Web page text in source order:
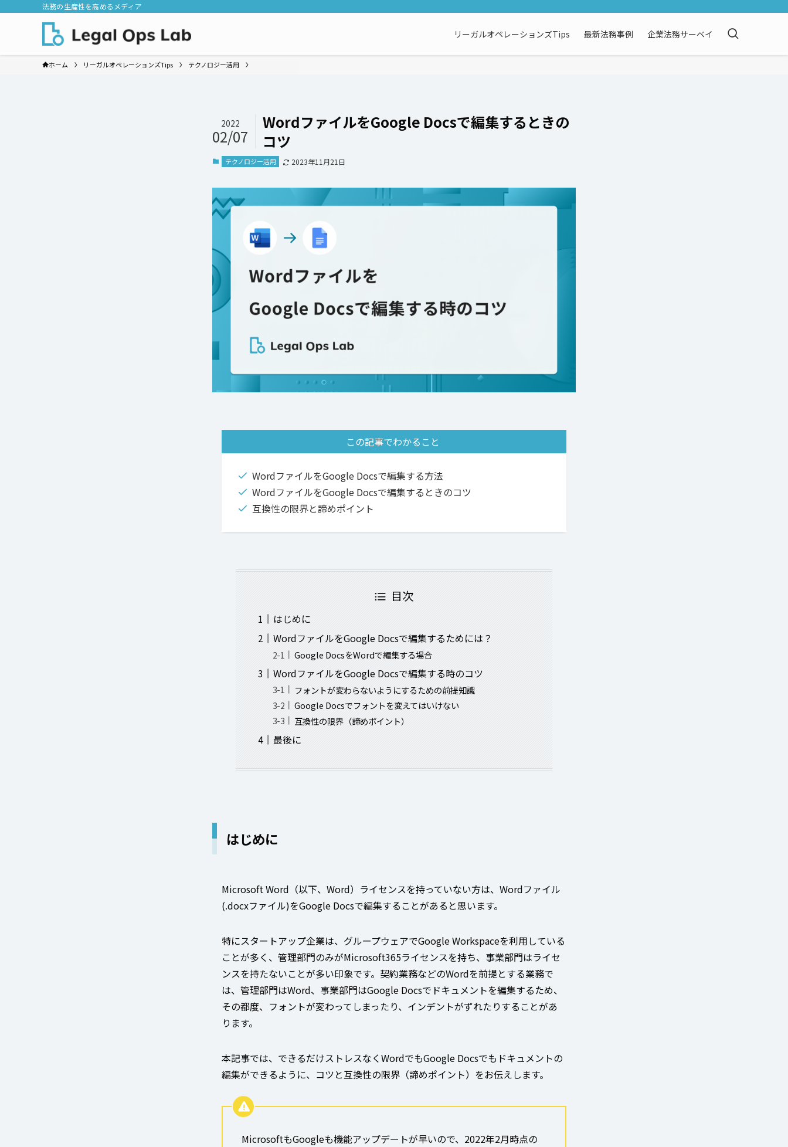
法務の生産性を高めるメディア
リーガルオペレーションズTips 最新法務事例 企業法務サーベイ
ホーム リーガルオペレーションズTips テクノロジー活用
WordファイルをGoogle Docsで編集するときの
コツ
2022
02/07
テクノロジー活用 2023年11月21日
この記事でわかること
WordファイルをGoogle Docsで編集する方法
WordファイルをGoogle Docsで編集するときのコツ
互換性の限界と諦めポイント
目次
はじめに
WordファイルをGoogle Docsで編集するためには？
Google DocsをWordで編集する場合
WordファイルをGoogle Docsで編集する時のコツ
フォントが変わらないようにするための前提知識
Google Docsでフォントを変えてはいけない
互換性の限界（諦めポイント）
最後に
はじめに
Microsoft Word（以下、Word）ライセンスを持っていない方は、Wordファイル
(.docxファイル)をGoogle Docsで編集することがあると思います。
特にスタートアップ企業は、グループウェアでGoogle Workspaceを利用している
ことが多く、管理部門のみがMicrosoft365ライセンスを持ち、事業部門はライセ
ンスを持たないことが多い印象です。契約業務などのWordを前提とする業務で
は、管理部門はWord、事業部門はGoogle Docsでドキュメントを編集するため、
その都度、フォントが変わってしまったり、インデントがずれたりすることがあ
ります。
本記事では、できるだけストレスなくWordでもGoogle Docsでもドキュメントの
編集ができるように、コツと互換性の限界（諦めポイント）をお伝えします。
MicrosoftもGoogleも機能アップデートが早いので、2022年2月時点の